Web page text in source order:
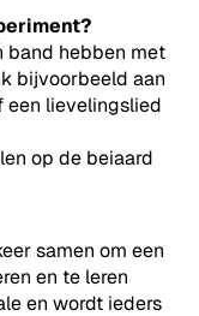
band hebben met
bijvoorbeeld aan
een lievelingslied
op de beiaard
samen om een
en te leren
en wordt ieders